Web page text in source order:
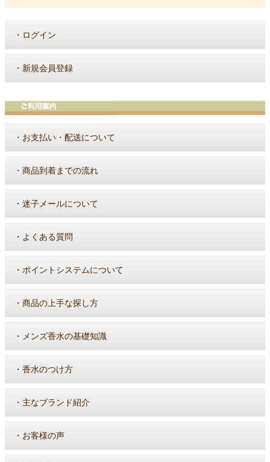
・ ログイン
・ 新規会員登録
・ お支払い・配送について
・ 商品到着までの流れ
・ 迷子メールについて
・ よくある質問
・ ポイントシステムについて
・ 商品の上手な探し方
・ メンズ香水の基礎知識
・ 香水のつけ方
・ 主なブランド紹介
・ お客様の声